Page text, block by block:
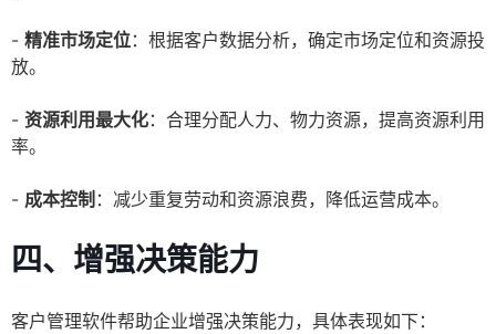
- 精准市场定位：根据客户数据分析，确定市场定位和资源投
放。
- 资源利用最大化：合理分配人力、物力资源，提高资源利用
率。
- 成本控制 ：减少重复劳动和资源浪费，降低运营成本。
四、增强决策能力
客户管理软件帮助企业增强决策能力，具体表现如下：